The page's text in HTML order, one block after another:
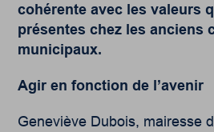
cohérente avec les valeurs
présentes chez les anciens
municipaux.
Agir en fonction de l’avenir
Geneviève Dubois, mairesse